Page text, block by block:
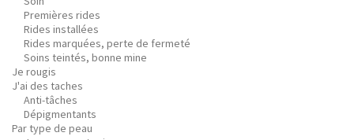
Premières rides
Rides installées
Rides marquées, perte de fermeté
Soins teintés, bonne mine
Je rougis
J'ai des taches
Anti-tâches
Dépigmentants
Par type de peau